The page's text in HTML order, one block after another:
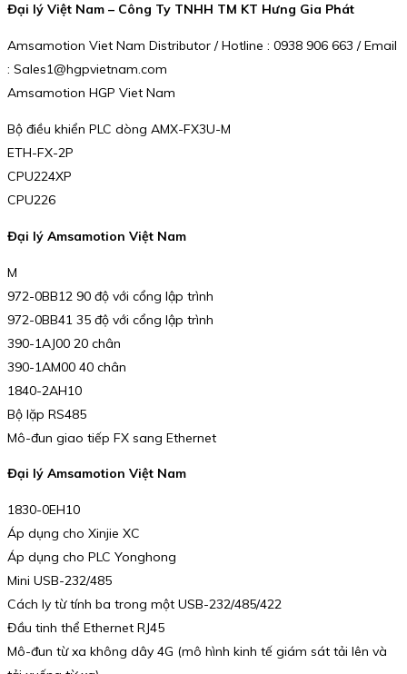
Đại lý Việt Nam – Công Ty TNHH TM KT Hưng Gia Phát
Amsamotion Viet Nam Distributor / Hotline : 0938 906 663 / Email
: Sales1@hgpvietnam.com
Amsamotion HGP Viet Nam
Bộ điều khiển PLC dòng AMX-FX3U-M
ETH-FX-2P
CPU224XP
CPU226
Đại lý Amsamotion Việt Nam
M
972-0BB12 90 độ với cổng lập trình
972-0BB41 35 độ với cổng lập trình
390-1AJ00 20 chân
390-1AM00 40 chân
1840-2AH10
Bộ lặp RS485
Mô-đun giao tiếp FX sang Ethernet
Đại lý Amsamotion Việt Nam
1830-0EH10
Áp dụng cho Xinjie XC
Áp dụng cho PLC Yonghong
Mini USB-232/485
Cách ly từ tính ba trong một USB-232/485/422
Đầu tinh thể Ethernet RJ45
Mô-đun từ xa không dây 4G (mô hình kinh tế giám sát tải lên và